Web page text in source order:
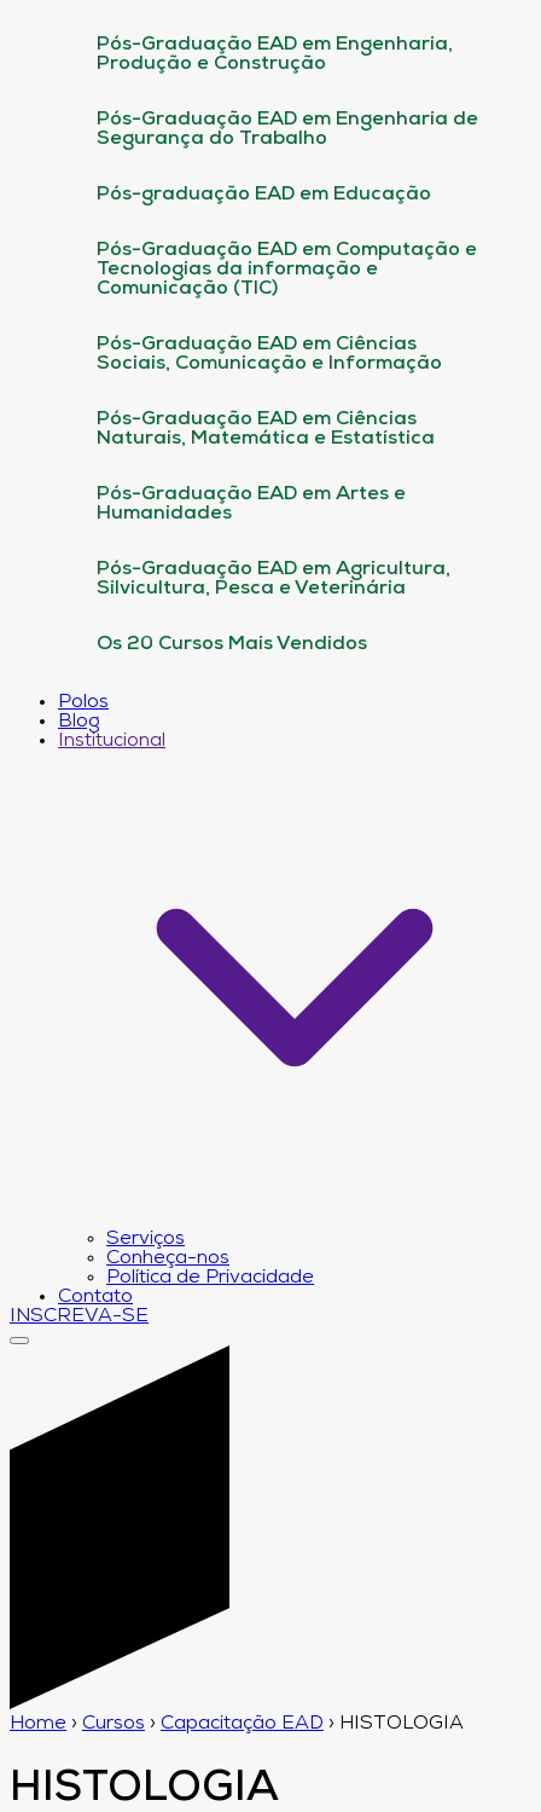
Pós-Graduação EAD em Engenharia,
Produção e Construção
Pós-Graduação EAD em Engenharia de
Segurança do Trabalho
Pós-graduação EAD em Educação
Pós-Graduação EAD em Computação e
Tecnologias da informação e
Comunicação (TIC)
Pós-Graduação EAD em Ciências
Sociais, Comunicação e Informação
Pós-Graduação EAD em Ciências
Naturais, Matemática e Estatística
Pós-Graduação EAD em Artes e
Humanidades
Pós-Graduação EAD em Agricultura,
Silvicultura, Pesca e Veterinária
Os 20 Cursos Mais Vendidos
Polos
Blog
Institucional
Serviços
Conheça-nos
Política de Privacidade
Contato
INSCREVA-SE
Home › Cursos › Capacitação EAD › HISTOLOGIA
HISTOLOGIA